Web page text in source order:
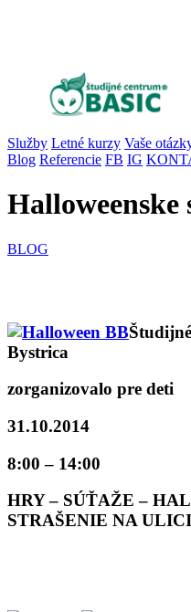
Služby Letné kurzy Vaše
Blog Referencie FB IG
Halloweenske
BLOG
Bystrica
zorganizovalo pre deti
31.10.2014
8:00 – 14:00
HRY – SÚŤAŽE –
STRAŠENIE NA ULICI